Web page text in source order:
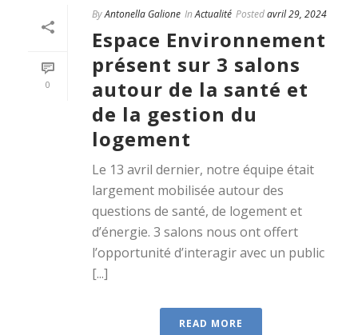
0
ByAntonella Galione In Actualité Postedavril 29, 2024
Espace Environnement
présent sur 3 salons
autour de la santé et
de la gestion du
logement
Le 13 avril dernier, notre équipe était
largement mobilisée autour des
questions de santé, de logement et
d’énergie. 3 salons nous ont offert
l’opportunité d’interagir avec un public
[...]
READ MORE